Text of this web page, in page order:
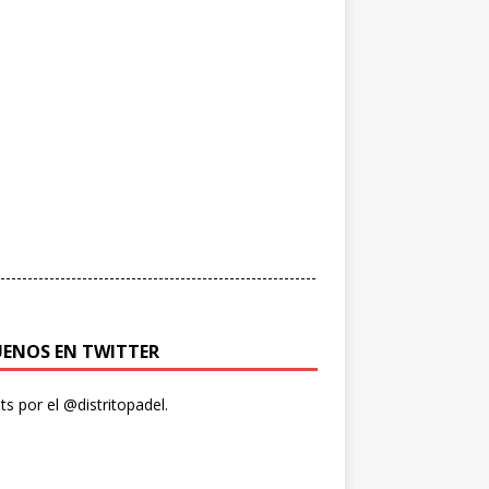
EN TWITTER
por el @distritopadel.